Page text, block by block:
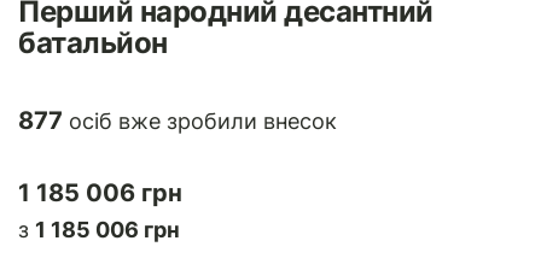
Перший народний десантний
батальйон
877 осіб вже зробили внесок
1 185 006 грн
з 1 185 006 грн